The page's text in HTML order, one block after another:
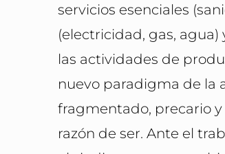
servicios esenciales
(electricidad, gas,
las actividades de
nuevo paradigma de la
fragmentado, precario
razón de ser. Ante el